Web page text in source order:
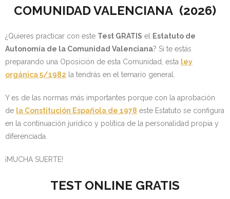
- Seguridad Social
- - OPOSICIÓN Administrativo Seguridad Social – 2025
- - OPOSICIÓN Administrativo Seguridad Social - 2024
- Andalucía
- - TEST de Auxiliar Administrativo SAS 2026
COMUNIDAD VALENCIANA (2026)
¿Quieres practicar con este Test GRATIS el
Estatuto de
Autonomía de la Comunidad Valenciana? Si te estás
preparando una Oposición de esta Comunidad, esta ley
orgánica 5/1982 la tendrás en el temario general.
Y es de las normas más importantes porque con la aprobación
de la Constitución Española de 1978 este Estatuto se configura
en la continuación jurídico y política de la personalidad propia y
diferenciada.
¡MUCHA SUERTE!
TEST ONLINE GRATIS